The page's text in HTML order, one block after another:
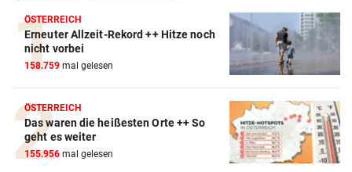
ÖSTERREICH
Erneuter Allzeit-Rekord ++ Hitze noch
nicht vorbei
158.759 mal gelesen
ÖSTERREICH
Das waren die heißesten Orte ++ So
geht es weiter
155.956 mal gelesen
Action-Cam Vergleich
ZUM VERGLEICH
Crosstrainer Vergleich